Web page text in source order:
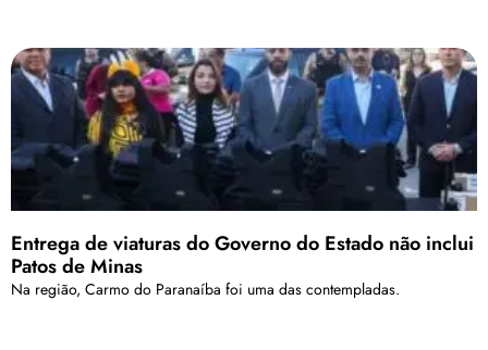
Entrega de viaturas do Governo do Estado não inclui
Patos de Minas
Na região, Carmo do Paranaíba foi uma das contempladas.